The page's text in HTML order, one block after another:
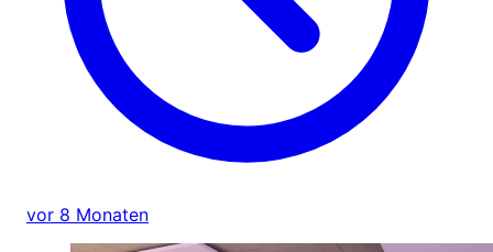
vor 8 Monaten